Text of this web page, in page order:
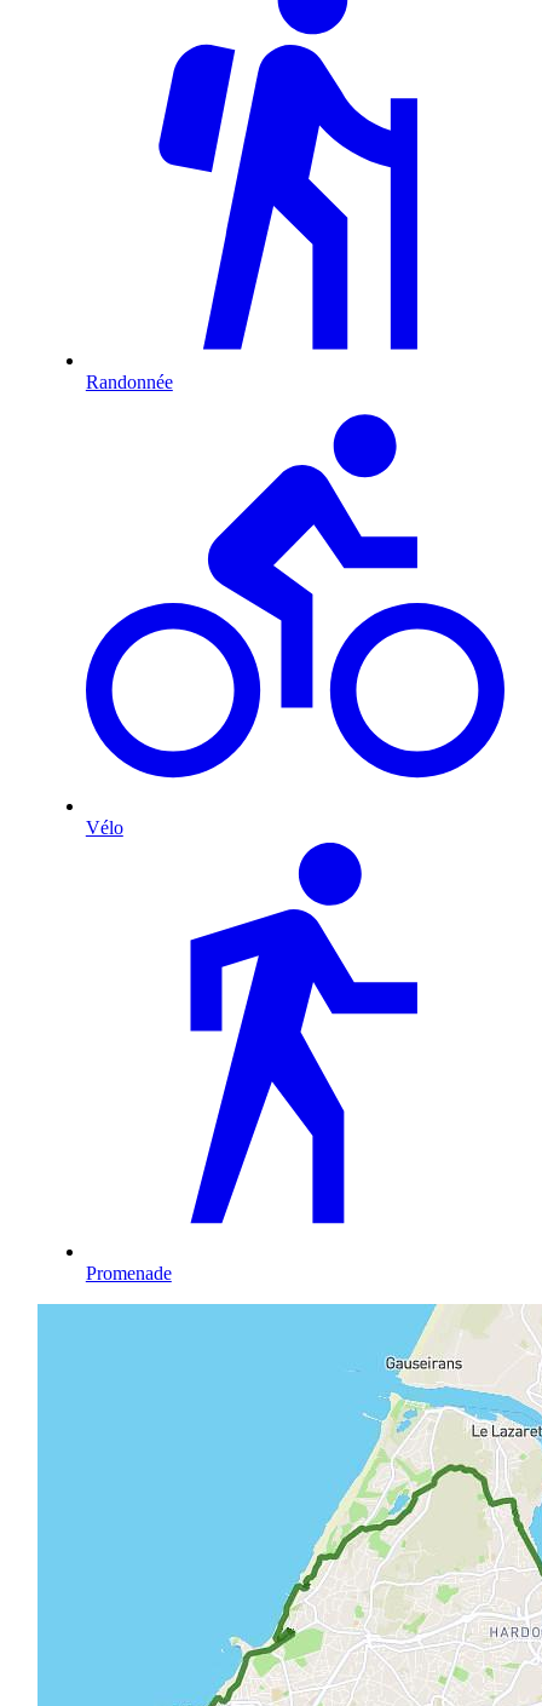
Randonnée
Vélo
Promenade